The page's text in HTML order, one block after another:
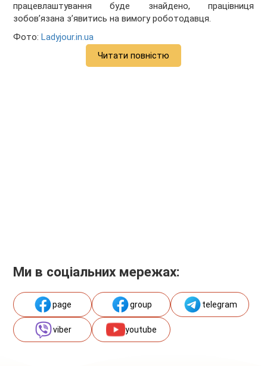
працевлаштування буде знайдено, працівниця
зобов’язана з’явитись на вимогу роботодавця.
Фото:Ladyjour.in.ua
Читати повністю
Ми в соціальних мережах:
page group telegram
viber youtube